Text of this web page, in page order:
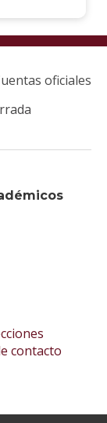
contacto
oficiales